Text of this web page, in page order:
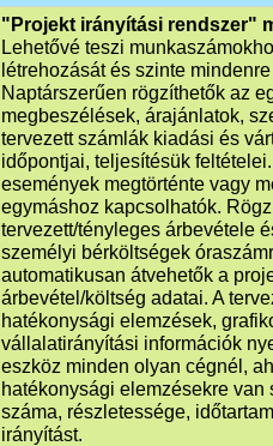
"Projekt irányítási rendszer"
Lehetővé teszi
létrehozását és szinte
Naptárszerűen rögzíthetők az
megbeszélések, árajánlatok,
tervezett számlák kiadási és
időpontjai, teljesítésük
események megtörténte vagy
egymáshoz kapcsolhatók.
tervezett/tényleges árbevétele
személyi bérköltségek
automatikusan átvehetők a
árbevétel/költség adatai. A
hatékonysági elemzések,
vállalatirányítási információk
eszköz minden olyan cégnél,
hatékonysági elemzésekre van
száma, részletessége,
irányítást.